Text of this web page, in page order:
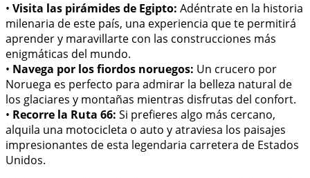
• Visita las pirámides de Egipto: Adéntrate en la historia
milenaria de este país, una experiencia que te permitirá
aprender y maravillarte con las construcciones más
enigmáticas del mundo.
• Navega por los fiordos noruegos: Un crucero por
Noruega es perfecto para admirar la belleza natural de
los glaciares y montañas mientras disfrutas del confort.
• Recorre la Ruta 66: Si prefieres algo más cercano,
alquila una motocicleta o auto y atraviesa los paisajes
impresionantes de esta legendaria carretera de Estados
Unidos.